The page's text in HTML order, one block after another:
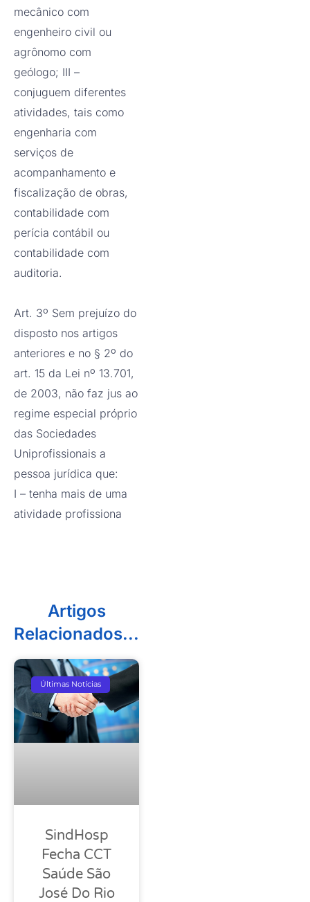
mecânico com
engenheiro civil ou
agrônomo com
geólogo; III –
conjuguem diferentes
atividades, tais como
engenharia com
serviços de
acompanhamento e
fiscalização de obras,
contabilidade com
perícia contábil ou
contabilidade com
auditoria.
Art. 3º Sem prejuízo do
disposto nos artigos
anteriores e no § 2º do
art. 15 da Lei nº 13.701,
de 2003, não faz jus ao
regime especial próprio
das Sociedades
Uniprofissionais a
pessoa jurídica que:
I – tenha mais de uma
atividade profissiona
Artigos
Relacionados...
Últimas Notícias
SindHosp
Fecha CCT
Saúde São
José Do Rio